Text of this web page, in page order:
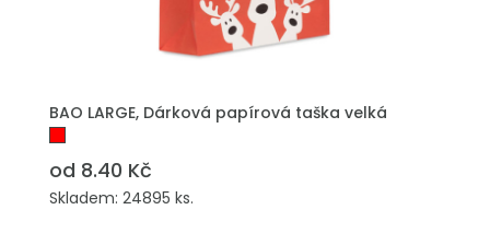
BAO LARGE, Dárková papírová taška velká
od 8.40 Kč
Skladem: 24895 ks.